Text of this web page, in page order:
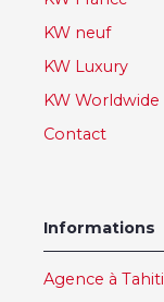
KW neuf
KW Luxury
KW Worldwide
Contact
Informations
Agence à Tahiti